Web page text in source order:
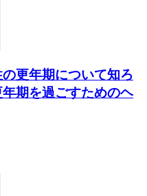
更年期について知ろ
期を過ごすためのヘ